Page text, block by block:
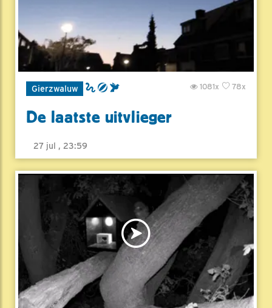
Gierzwaluw 78x
1081x
De laatste uitvlieger
27 jul , 23:59